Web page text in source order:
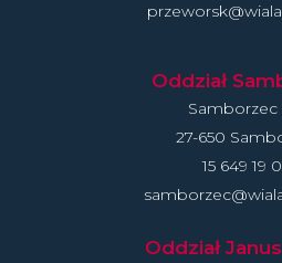
Oddział
Samborzec
27-650
15 649 19
Oddział